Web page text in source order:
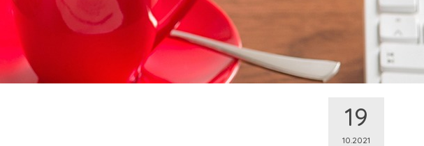
19
10.2021